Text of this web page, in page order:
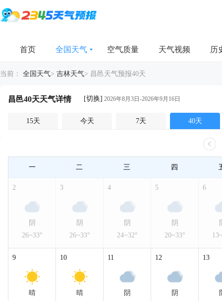
首页 全国天气 空气质量 天气视频 历
当前： 全国天气> 吉林天气> 昌邑天气预报40天
昌邑40天天气详情 [切换] 2026年8月3日-2026年9月16日
15天 今天 7天 40天
一 二 三 四
2
阴
26~33°
3
阴
26~33°
4
阴
24~32°
5
阴
20~33°
6
9
晴
10
晴
11
阴
12
阴
13